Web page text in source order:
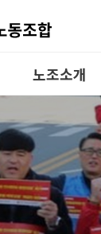
노조소개
인사말
연혁
조직도
규약 및 규정